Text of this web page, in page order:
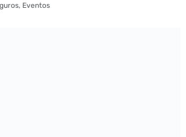
, Eventos